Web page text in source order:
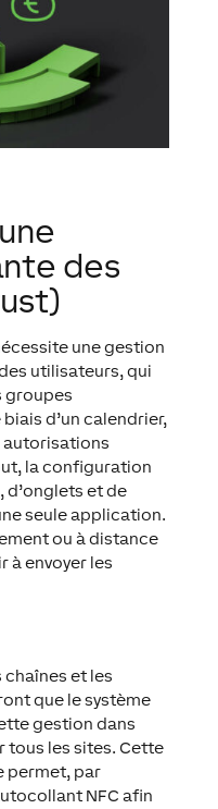
des
une gestion
utilisateurs, qui
groupes
d’un calendrier,
autorisations
la configuration
d’onglets et de
seule application.
ou à distance
à envoyer les
chaînes et les
que le système
gestion dans
tous les sites. Cette
permet, par
NFC afin